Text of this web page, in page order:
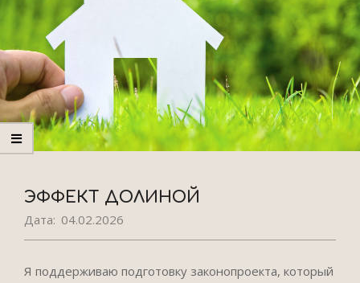
ЭФФЕКТ ДОЛИНОЙ
Дата: 04.02.2026
Я поддерживаю подготовку законопроекта, который